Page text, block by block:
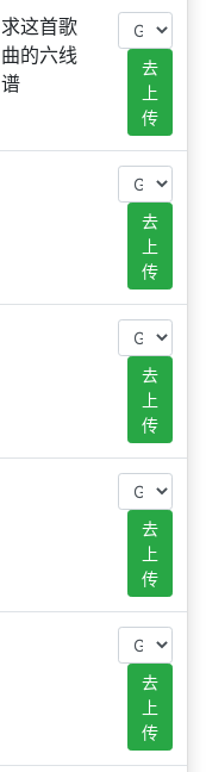
求这首歌
曲的六线
谱
去
上
传
去
上
传
去
上
传
去
上
传
去
上
传